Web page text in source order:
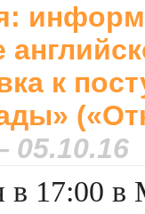
к
05.10.16
в 17:00